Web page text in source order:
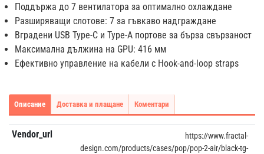
Поддържа до 7 вентилатора за оптимално охлаждане
Разширяващи слотове: 7 за гъвкаво надграждане
Вградени USB Type-C и Type-A портове за бърза свързаност
Максимална дължина на GPU: 416 мм
Ефективно управление на кабели с Hook-and-loop straps
Описание Доставка и плащане Коментари
Vendor_url
https://www.fractal-
design.com/products/cases/pop/pop-2-air/black-tg-